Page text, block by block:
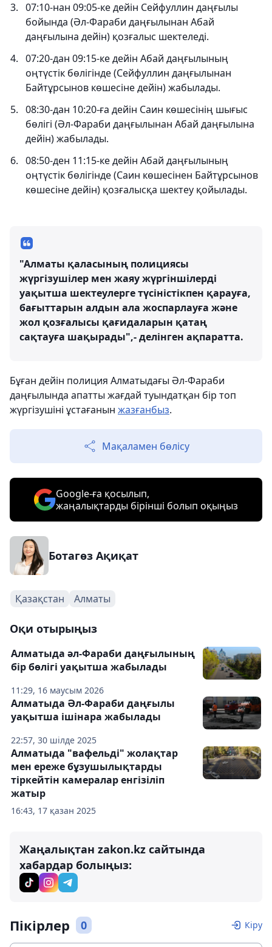
07:10-нан 09:05-ке дейін Сейфуллин даңғылы
бойында (Әл-Фараби даңғылынан Абай
даңғылына дейін) қозғалыс шектеледі.
07:20-дан 09:15-ке дейін Абай даңғылының
оңтүстік бөлігінде (Сейфуллин даңғылынан
Байтұрсынов көшесіне дейін) жабылады.
08:30-дан 10:20-ға дейін Саин көшесінің шығыс
бөлігі (Әл-Фараби даңғылынан Абай даңғылына
дейін) жабылады.
08:50-ден 11:15-ке дейін Абай даңғылының
оңтүстік бөлігінде (Саин көшесінен Байтұрсынов
көшесіне дейін) қозғалысқа шектеу қойылады.
"Алматы қаласының полициясы
жүргізушілер мен жаяу жүргіншілерді
уақытша шектеулерге түсіністікпен қарауға,
бағыттарын алдын ала жоспарлауға және
жол қозғалысы қағидаларын қатаң
сақтауға шақырады",- делінген ақпаратта.
Бұған дейін полиция Алматыдағы Әл-Фараби
даңғылында апатты жағдай туындатқан бір топ
жүргізушіні ұстағанын жазғанбыз.
Мақаламен бөлісу
Google-ға қосылып,
жаңалықтарды бірінші болып оқыңыз
Ботагөз Ақиқат
Қазақстан Алматы
Оқи отырыңыз
11:29, 16 маусым 2026
Алматыда әл-Фараби даңғылының
бір бөлігі уақытша жабылады
22:57, 30 шілде 2025
Алматыда Әл-Фараби даңғылы
уақытша ішінара жабылады
16:43, 17 қазан 2025
Алматыда "вафельді" жолақтар
мен ереже бұзушылықтарды
тіркейтін камералар енгізіліп
жатыр
Жаңалықтан zakon.kz сайтында
хабардар болыңыз:
Пікірлер 0 Кіру